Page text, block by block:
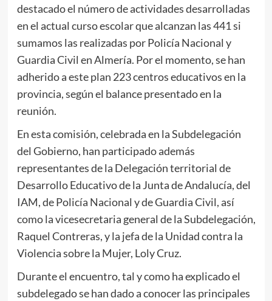
destacado el número de actividades desarrolladas
en el actual curso escolar que alcanzan las 441 si
sumamos las realizadas por Policía Nacional y
Guardia Civil en Almería. Por el momento, se han
adherido a este plan 223 centros educativos en la
provincia, según el balance presentado en la
reunión.
En esta comisión, celebrada en la Subdelegación
del Gobierno, han participado además
representantes de la Delegación territorial de
Desarrollo Educativo de la Junta de Andalucía, del
IAM, de Policía Nacional y de Guardia Civil, así
como la vicesecretaria general de la Subdelegación,
Raquel Contreras, y la jefa de la Unidad contra la
Violencia sobre la Mujer, Loly Cruz.
Durante el encuentro, tal y como ha explicado el
subdelegado se han dado a conocer las principales